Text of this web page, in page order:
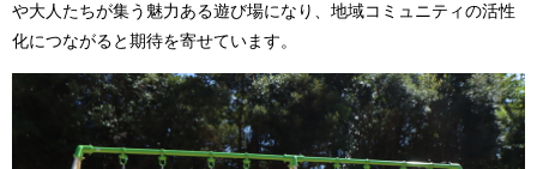
や大人たちが集う魅力ある遊び場になり、地域コミュニティの活性
化につながると期待を寄せています。